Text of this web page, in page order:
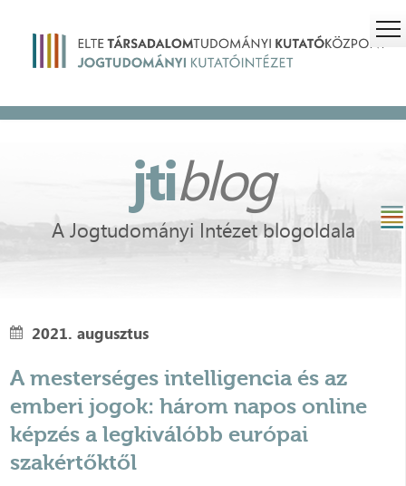
jtiblog
A Jogtudományi Intézet blogoldala
2021. augusztus
A mesterséges intelligencia és az
emberi jogok: három napos online
képzés a legkiválóbb európai
szakértőktől